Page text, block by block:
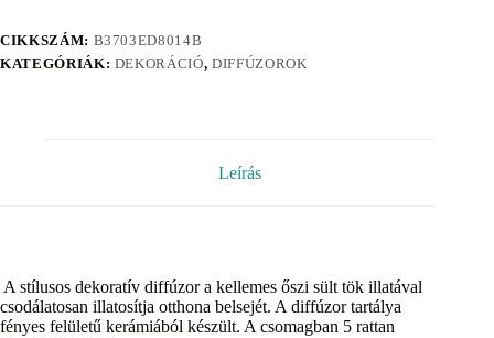
CIKKSZÁM: B3703ED8014B
KATEGÓRIÁK: DEKORÁCIÓ, DIFFÚZOROK
Leírás
A stílusos dekoratív diffúzor a kellemes őszi sült tök illatával
csodálatosan illatosítja otthona belsejét. A diffúzor tartálya
fényes felületű kerámiából készült. A csomagban 5 rattan